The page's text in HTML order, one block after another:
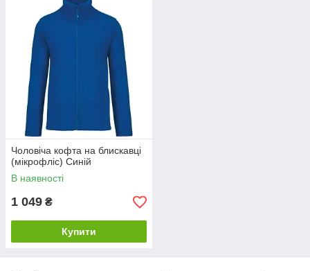
Чоловіча кофта на блискавці
(мікрофліс) Синій
В наявності
1 049 ₴
Купити